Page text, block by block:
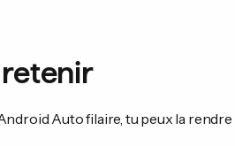
retenir
Auto filaire, tu peux la